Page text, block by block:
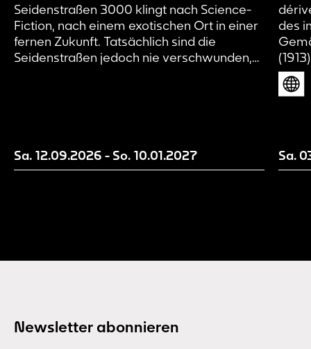
Seidenstraßen 3000 klingt nach Science-
Fiction, nach einem exotischen Ort in einer
fernen Zukunft. Tatsächlich sind die
Seidenstraßen jedoch nie verschwunden,
Sa. 12.09.2026 - So. 10.01.2027
des
und
Sa.
Newsletter abonnieren